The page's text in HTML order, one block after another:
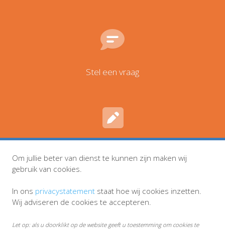
Stel een vraag
Om jullie beter van dienst te kunnen zijn maken wij
gebruik van cookies.
In ons privacystatement staat hoe wij cookies inzetten.
Wij adviseren de cookies te accepteren.
Let op: als u doorklikt op de website geeft u toestemming om cookies te